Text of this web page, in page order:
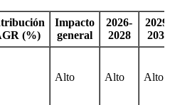
(%)
Impacto
general
2026-
2028
2031
Alto Alto Alto